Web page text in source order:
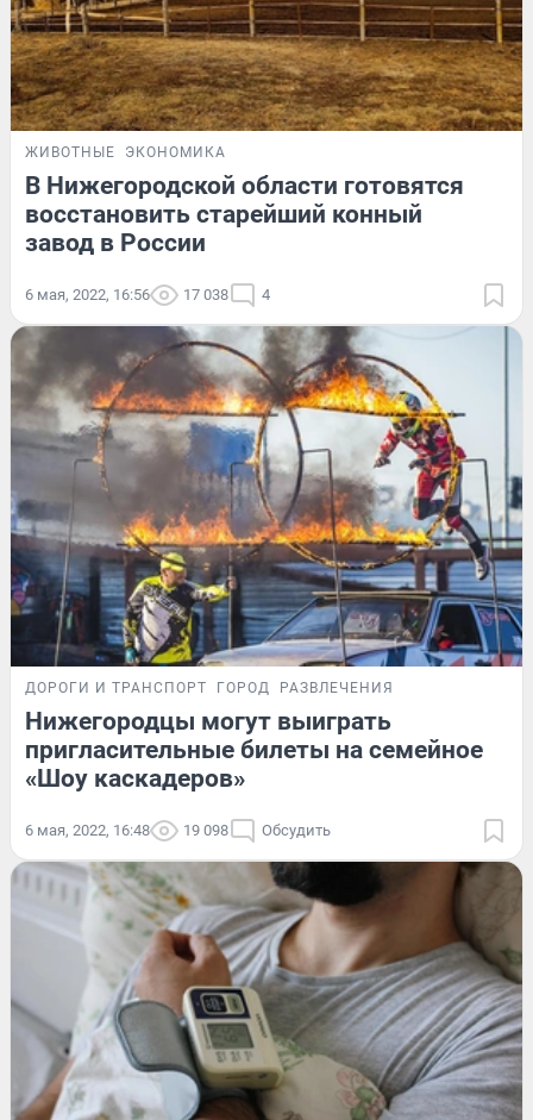
ЖИВОТНЫЕ ЭКОНОМИКА
В Нижегородской области готовятся
восстановить старейший конный
завод в России
6 мая, 2022, 16:56 17 038 4
ДОРОГИ И ТРАНСПОРТ ГОРОД РАЗВЛЕЧЕНИЯ
Нижегородцы могут выиграть
пригласительные билеты на семейное
«Шоу каскадеров»
6 мая, 2022, 16:48 19 098 Обсудить